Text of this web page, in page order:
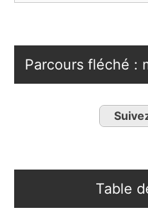
Parcours fléché :
Table